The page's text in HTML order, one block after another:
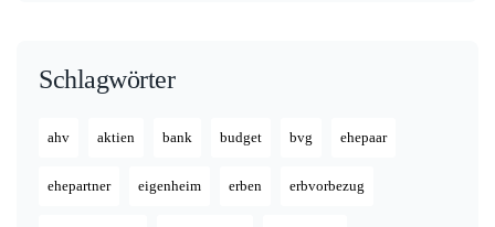
Schlagwörter
ahv aktien bank budget bvg ehepaar
ehepartner eigenheim erben erbvorbezug